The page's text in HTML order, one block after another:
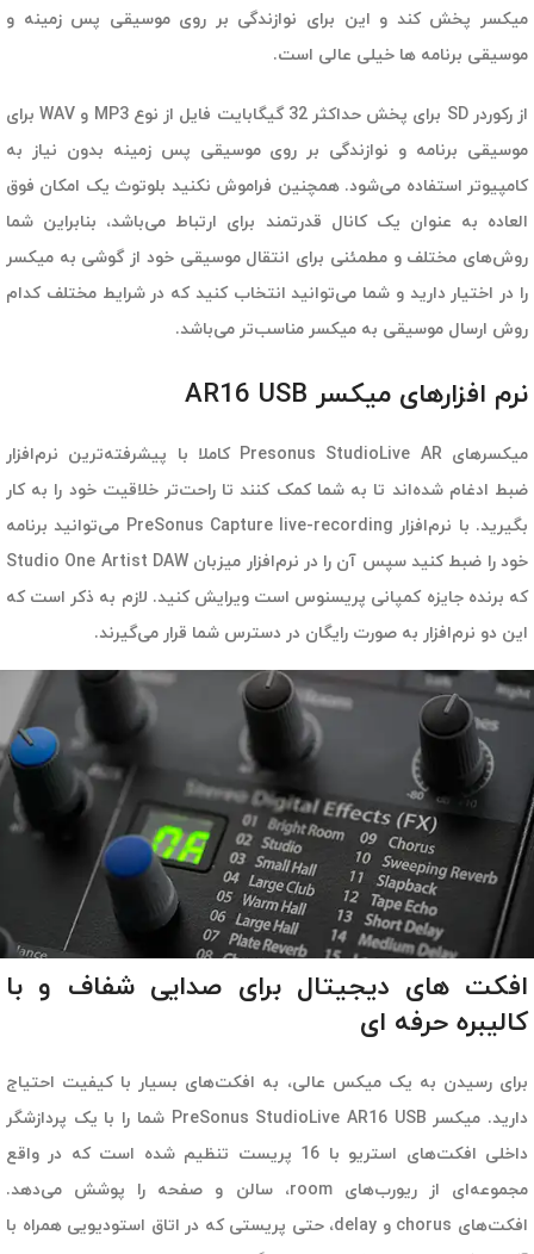
میکسر پخش کند و این برای نوازندگی بر روی موسیقی پس زمینه و
موسیقی برنامه ها خیلی عالی است.
از رکوردر SD برای پخش حداکثر 32 گیگابایت فایل از نوع MP3 و WAV برای
موسیقی‌ برنامه و نوازندگی بر روی موسیقی پس زمینه بدون نیاز به
کامپیوتر استفاده می‌شود. همچنین فراموش نکنید بلوتوث یک امکان فوق
العاده به عنوان یک کانال قدرتمند برای ارتباط می‌باشد، بنابراین شما
روش‌های مختلف و مطمئنی برای انتقال موسیقی خود از گوشی به میکسر
را در اختیار دارید و شما می‌توانید انتخاب کنید که در شرایط مختلف کدام
روش ارسال موسیقی به میکسر مناسب‌تر می‌باشد.
نرم افزارهای میکسر AR16 USB
میکسرهای Presonus StudioLive AR کاملا با پیشرفته‌ترین نرم‌افزار
ضبط ادغام شده‌اند تا به شما کمک کنند تا راحت‌تر خلاقیت خود را به کار
بگیرید. با نرم‌افزار PreSonus Capture live-recording می‌توانید برنامه
خود را ضبط کنید سپس آن را در نرم‌افزار میزبان Studio One Artist DAW
که برنده جایزه کمپانی پریسنوس است ویرایش کنید. لازم به ذکر است که
این دو نرم‌افزار به صورت رایگان در دسترس شما قرار می‌گیرند.
افکت های دیجیتال برای صدایی شفاف و با
کالیبره حرفه ای
برای رسیدن به یک میکس عالی، به افکت‌های بسیار با کیفیت احتیاج
دارید. میکسر PreSonus StudioLive AR16 USB شما را با یک پردازشگر
داخلی افکت‌های استریو با 16 پریست تنظیم شده است که در واقع
مجموعه‌ای از ریورب‌های room، سالن و صفحه را پوشش می‌دهد.
افکت‌‎های chorus و delay، حتی پریستی که در اتاق استودیویی همراه با